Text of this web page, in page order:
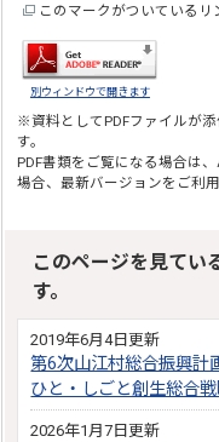
このマークがついている
別ウィンドウで開きます
※資料としてPDFファイルが添
す。
PDF書類をご覧になる場合は、
場合、最新バージョンをご利用
このページを見てい
す。
2019年6月4日更新
第6次山江村総合振興計
ひと・しごと創生総合
2026年1月7日更新